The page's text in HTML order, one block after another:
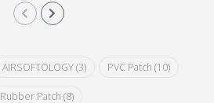
AIRSOFTOLOGY(3) PVC Patch (10)
Rubber Patch (8)